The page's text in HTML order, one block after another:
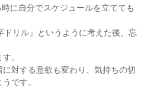
に自分でスケジュールを立てても
リル』というように考えた後、忘
。
対する意欲も変わり、気持ちの切
です。